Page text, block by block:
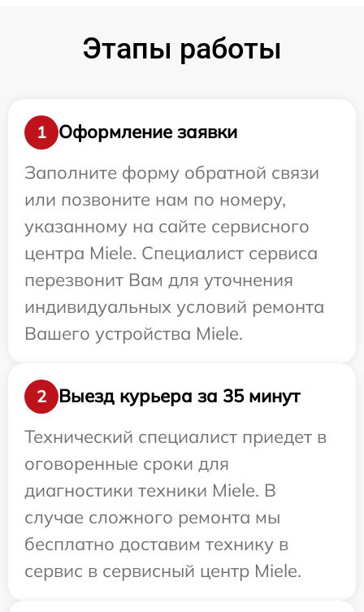
Этапы работы
1
Оформление заявки
Заполните форму обратной связи
или позвоните нам по номеру,
указанному на сайте сервисного
центра Miele. Специалист сервиса
перезвонит Вам для уточнения
индивидуальных условий ремонта
Вашего устройства Miele.
2
Выезд курьера за 35 минут
Технический специалист приедет в
оговоренные сроки для
диагностики техники Miele. В
случае сложного ремонта мы
бесплатно доставим технику в
сервис в сервисный центр Miele.